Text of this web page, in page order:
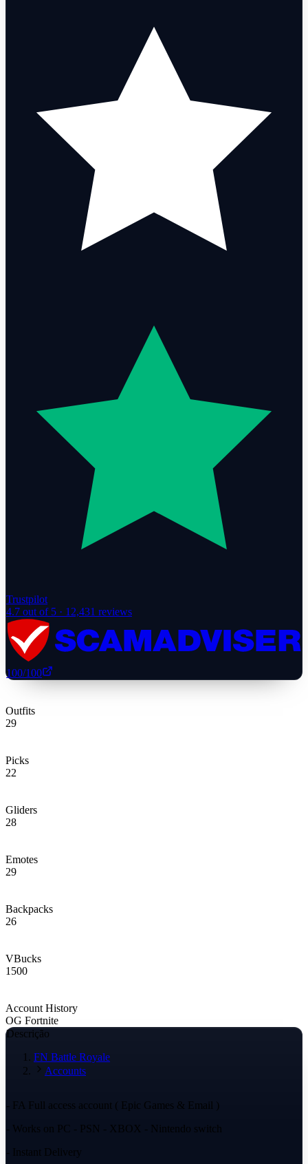
Trustpilot
4.7 out of 5 · 12,431 reviews
100/100
Outfits
29
Picks
22
Gliders
28
Emotes
29
Backpacks
26
VBucks
1500
Account History
OG Fortnite
Descrição
FN Battle Royale
Accounts
- FA Full access account ( Epic Games & Email )
- Works on PC - PSN - XBOX - Nintendo switch
- Instant Delivery